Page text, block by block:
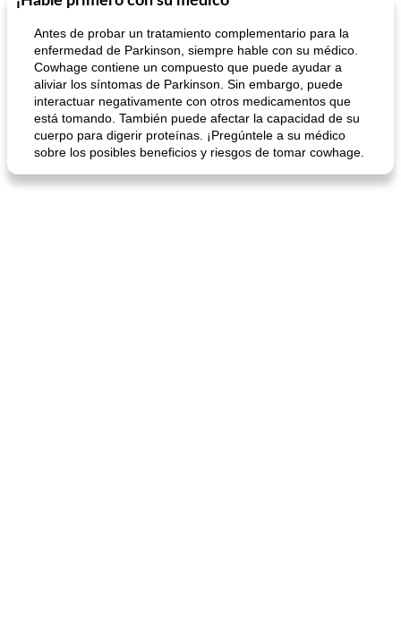
mochi fácil Salsa de salchicha picante
Antes de probar un tratamiento complementario para la
enfermedad de Parkinson, siempre hable con su médico.
Cowhage contiene un compuesto que puede ayudar a
aliviar los síntomas de Parkinson. Sin embargo, puede
interactuar negativamente con otros medicamentos que
está tomando. También puede afectar la capacidad de su
cuerpo para digerir proteínas. ¡Pregúntele a su médico
sobre los posibles beneficios y riesgos de tomar cowhage.